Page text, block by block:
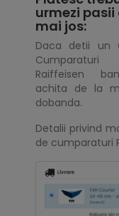
urmezi pasii
mai jos:
Daca detii un
Raiffeisen
achita de la
dobanda.
Detalii privind
de cumparaturi